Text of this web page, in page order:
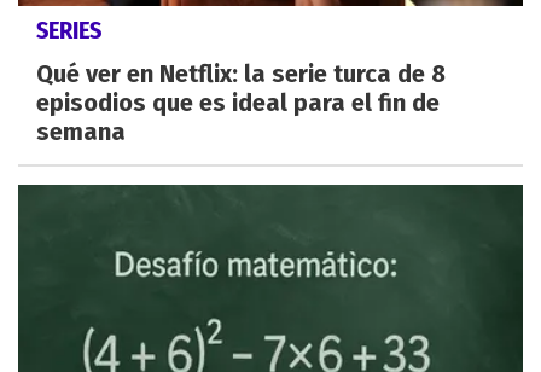
SERIES
Qué ver en Netflix: la serie turca de 8
episodios que es ideal para el fin de
semana